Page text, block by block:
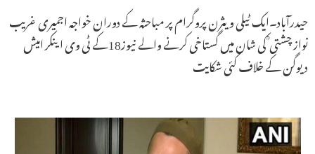
حیدرآباد۔ایک ٹیلی ویثرن پروگرام پر مباحثہ کے دوران خواجہ اجمیری غریب
نواز چشتی ؒ کی شان میں گستاخی کرنے والے نیوز18کے ٹی وی اینکر امیش
دیوگن کے خلاف کئی شکایت